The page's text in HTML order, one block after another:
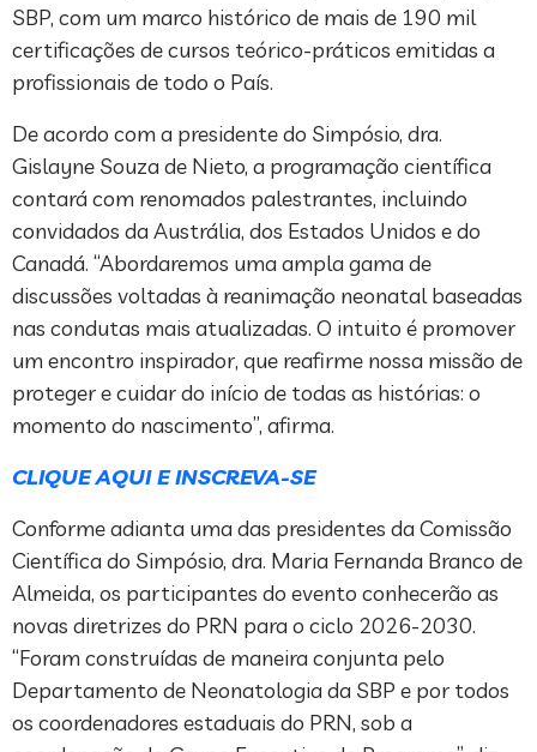
SBP, com um marco histórico de mais de 190 mil
certificações de cursos teórico-práticos emitidas a
profissionais de todo o País.
De acordo com a presidente do Simpósio, dra.
Gislayne Souza de Nieto, a programação científica
contará com renomados palestrantes, incluindo
convidados da Austrália, dos Estados Unidos e do
Canadá. “Abordaremos uma ampla gama de
discussões voltadas à reanimação neonatal baseadas
nas condutas mais atualizadas. O intuito é promover
um encontro inspirador, que reafirme nossa missão de
proteger e cuidar do início de todas as histórias: o
momento do nascimento”, afirma.
CLIQUE AQUI E INSCREVA-SE
Conforme adianta uma das presidentes da Comissão
Científica do Simpósio, dra. Maria Fernanda Branco de
Almeida, os participantes do evento conhecerão as
novas diretrizes do PRN para o ciclo 2026-2030.
“Foram construídas de maneira conjunta pelo
Departamento de Neonatologia da SBP e por todos
os coordenadores estaduais do PRN, sob a